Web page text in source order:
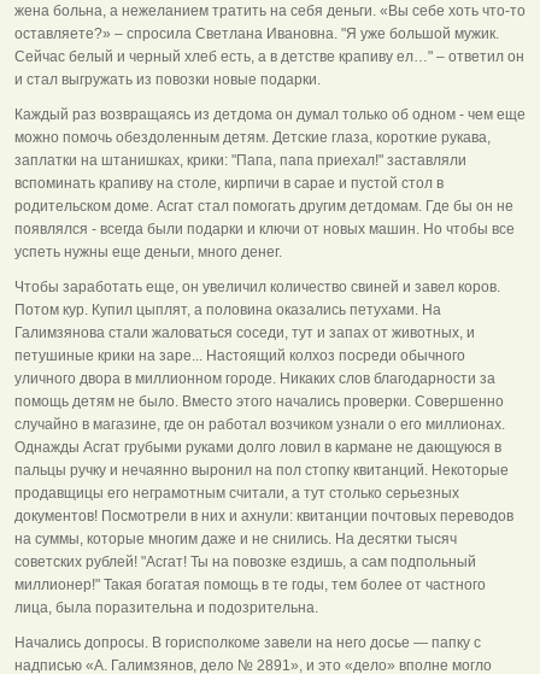
жена больна, а нежеланием тратить на себя деньги. «Вы себе хоть что-то
оставляете?» – спросила Светлана Ивановна. "Я уже большой мужик.
Сейчас белый и черный хлеб есть, а в детстве крапиву ел…" – ответил он
и стал выгружать из повозки новые подарки.
Каждый раз возвращаясь из детдома он думал только об одном - чем еще
можно помочь обездоленным детям. Детские глаза, короткие рукава,
заплатки на штанишках, крики: "Папа, папа приехал!" заставляли
вспоминать крапиву на столе, кирпичи в сарае и пустой стол в
родительском доме. Асгат стал помогать другим детдомам. Где бы он не
появлялся - всегда были подарки и ключи от новых машин. Но чтобы все
успеть нужны еще деньги, много денег.
Чтобы заработать еще, он увеличил количество свиней и завел коров.
Потом кур. Купил цыплят, а половина оказались петухами. На
Галимзянова стали жаловаться соседи, тут и запах от животных, и
петушиные крики на заре... Настоящий колхоз посреди обычного
уличного двора в миллионном городе. Никаких слов благодарности за
помощь детям не было. Вместо этого начались проверки. Совершенно
случайно в магазине, где он работал возчиком узнали о его миллионах.
Однажды Асгат грубыми руками долго ловил в кармане не дающуюся в
пальцы ручку и нечаянно выронил на пол стопку квитанций. Некоторые
продавщицы его неграмотным считали, а тут столько серьезных
документов! Посмотрели в них и ахнули: квитанции почтовых переводов
на суммы, которые многим даже и не снились. На десятки тысяч
советских рублей! "Асгат! Ты на повозке ездишь, а сам подпольный
миллионер!" Такая богатая помощь в те годы, тем более от частного
лица, была поразительна и подозрительна.
Начались допросы. В горисполкоме завели на него досье — папку с
надписью «А. Галимзянов, дело № 2891», и это «дело» вполне могло